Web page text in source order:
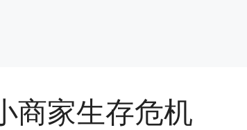
商家生存危机